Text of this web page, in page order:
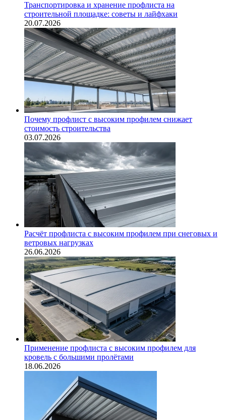
Транспортировка и хранение профлиста на
строительной площадке: советы и лайфхаки
20.07.2026
Почему профлист с высоким профилем снижает
стоимость строительства
03.07.2026
Расчёт профлиста с высоким профилем при снеговых и
ветровых нагрузках
26.06.2026
Применение профлиста с высоким профилем для
кровель с большими пролётами
18.06.2026